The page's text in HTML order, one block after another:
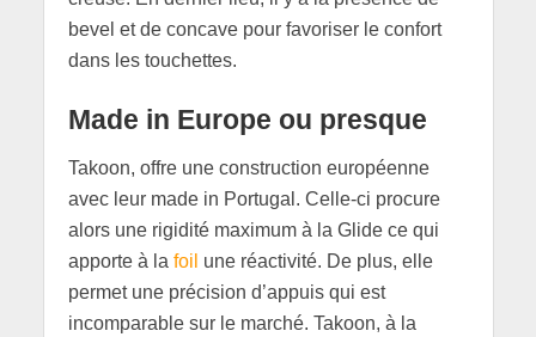
bevel et de concave pour favoriser le confort
dans les touchettes.
Made in Europe ou presque
Takoon, offre une construction européenne
avec leur made in Portugal. Celle-ci procure
alors une rigidité maximum à la Glide ce qui
apporte à la foil une réactivité. De plus, elle
permet une précision d’appuis qui est
incomparable sur le marché. Takoon, à la